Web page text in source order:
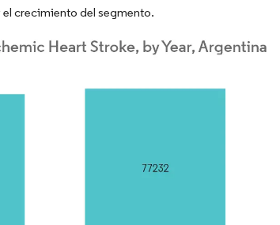
crecimiento del segmento.